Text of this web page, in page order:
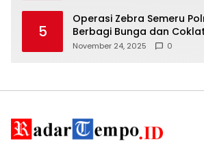
5
Operasi Zebra Semeru
Berbagi Bunga dan
Tertib Lalin
November 24, 2025 0